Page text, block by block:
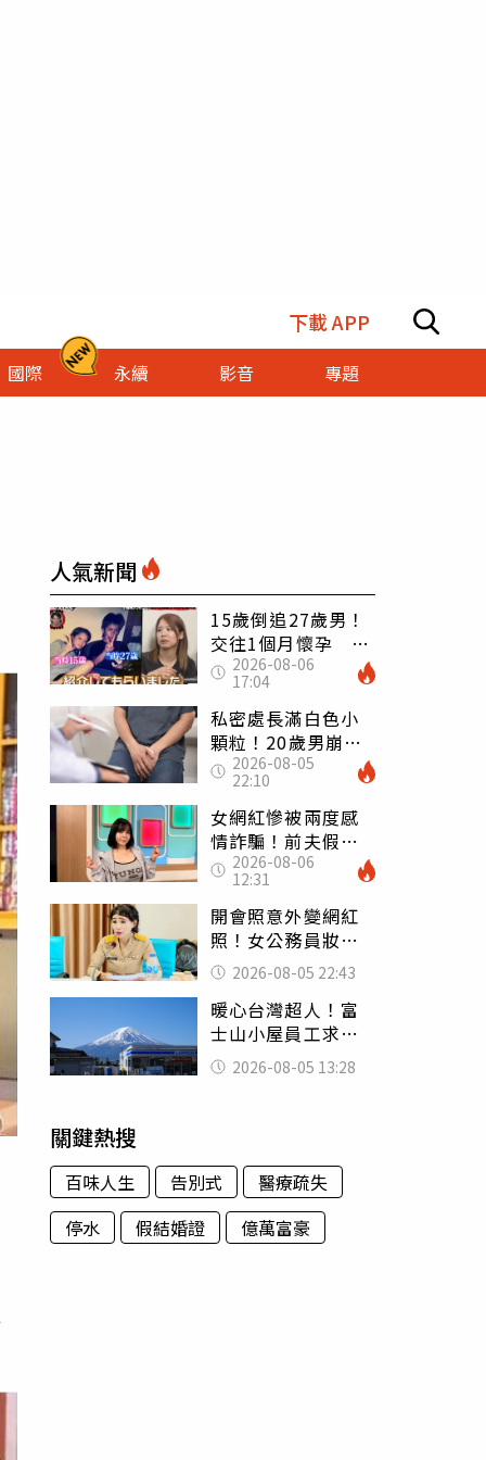
下載 APP
國際 永續 影音 專題
人氣新聞
15歲倒追27歲男！
交往1個月懷孕 36
歲當阿嬤故事曝光
2026-08-06
17:04
私密處長滿白色小
顆粒！20歲男崩潰
求診 醫曝5大真相
別再誤會
2026-08-05
22:10
女網紅慘被兩度感
情詐騙！前夫假割
頸詐光200萬再遇假
富商「養套殺2000
萬」
2026-08-06
12:31
開會照意外變網紅
照！女公務員妝容
掀2千則留言 本人
怒嗆：化妝有錯嗎
2026-08-05 22:43
暖心台灣超人！富
士山小屋員工求助
「想活下去」 山
友狂背物資上山：
2026-08-05 13:28
關鍵熱搜
百味人生 告別式
醫療疏失
停水
假結婚證 億萬富豪